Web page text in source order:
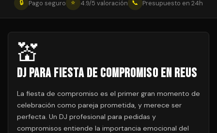
🔒
Pago seguro ⭐ 4.9/5 valoración 📞 Presupuesto en 24h
💒
DJ para Fiesta de Compromiso en Reus
La fiesta de compromiso es el primer gran momento de
celebración como pareja prometida, y merece ser
perfecta. Un DJ profesional para pedidas y
compromisos entiende la importancia emocional del